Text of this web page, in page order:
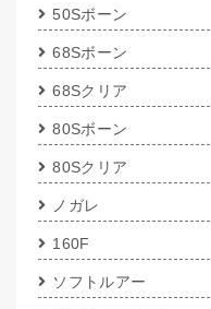
50Sボーン
68Sボーン
68Sクリア
80Sボーン
80Sクリア
ノガレ
160F
ソフトルアー